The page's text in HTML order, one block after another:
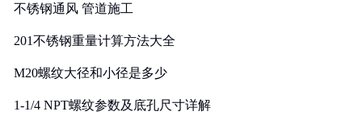
不锈钢通风 管道施工
201不锈钢重量计算方法大全
M20螺纹大径和小径是多少
1-1/4 NPT螺纹参数及底孔尺寸详解